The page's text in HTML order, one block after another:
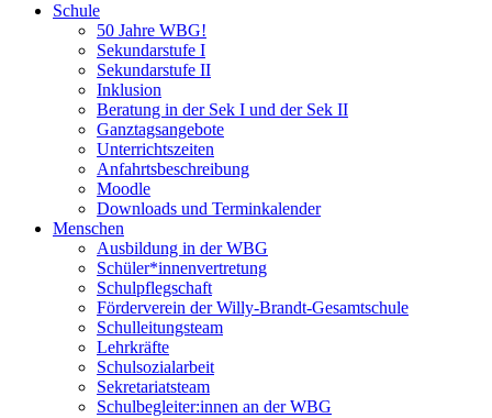
Schule
50 Jahre WBG!
Sekundarstufe I
Sekundarstufe II
Inklusion
Beratung in der Sek I und der Sek II
Ganztagsangebote
Unterrichtszeiten
Anfahrtsbeschreibung
Moodle
Downloads und Terminkalender
Menschen
Ausbildung in der WBG
Schüler*innenvertretung
Schulpflegschaft
Förderverein der Willy-Brandt-Gesamtschule
Schulleitungsteam
Lehrkräfte
Schulsozialarbeit
Sekretariatsteam
Schulbegleiter:innen an der WBG